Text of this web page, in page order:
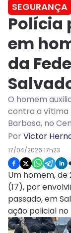
SEGURANÇA
Polícia
em
da
O homem
contra a vítima
Barbosa, no
PorVictor
17/04/2026 17h23
Um homem,
(17), por
passado, em
ação policial